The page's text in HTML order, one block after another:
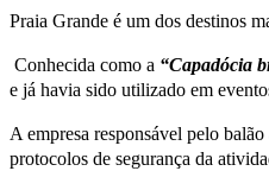
Praia Grande é um dos destinos
Conhecida como a “Capadócia
e já havia sido utilizado em
A empresa responsável pelo
protocolos de segurança da